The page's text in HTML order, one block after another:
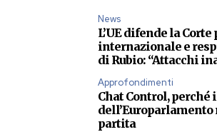
News
L’UE difende la Corte
internazionale e
di Rubio: “Attacchi
Approfondimenti
Chat Control, perché
dell’Europarlamento
partita